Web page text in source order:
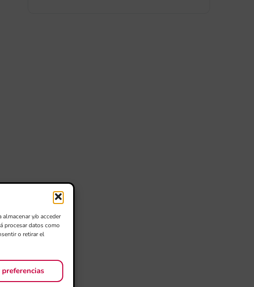
y/o acceder
procesar datos como
o retirar el
preferencias